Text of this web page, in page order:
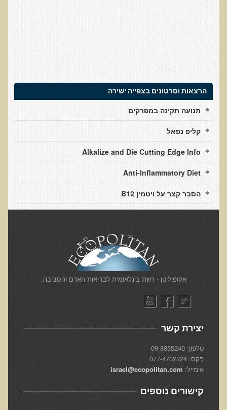
כיצד מזונות תמימים הורסים את בריאותנו
כיצד לחיות חיים ארוכים ובריאים
טיפול בהפרעות קשב וריכוז, אוטיזם
טיהור רעלים בראי הרפואה הפונקציונאלית
בריאות המוח
תנועת המזון הבריא בשוליים
סרטן ובדיקת ה-AMAS
חיסונים ונושאים נוספים
הרצאה בנושא ניקוי רעלים
טבעונות במשפחה
הגיל והתרגיל
האמת על החלבונים
מהי רפואה פונקציונאלית
מיתוס הדיאטה
הרפואה הפונקציונאלית מול הרפואה הממסדית
גנטיקה ותזונה - מה משפיע על מה?
בדיקות מעבדה לרגישות לגלוטן
איך ומדוע נוצרו נגעי העור שלנו?
קליניקות עור להסרת נגעי עור
פאנל עימות בין מומחים - מזון מהחי כן או לא?
טעויות, שגיאות ומיתוסים בתנועת הרו-פוד
הרצאות וסרטונים בצפייה ישירה
תנועה תקינה במפרקים
קליפ נפאל
Alkalize and Die Cutting Edge Info
Anti-Inflammatory Diet
הסבר קצר על ויטמין B12
​אקופוליטן - רשת בינלאומית לבריאות האדם והסביבה.
יצירת קשר
טלפון: 09-8855240
פקס: 077-4702224
אימייל: israel@ecopolitan.com
קישורים נוספים